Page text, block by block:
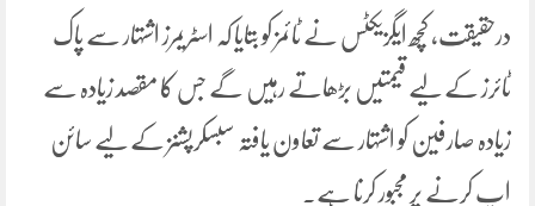
درحقیقت، کچھ ایگزیکٹس نے ٹائمز کو بتایا کہ اسٹریمرز اشتہار سے پاک
ٹائرز کے لیے قیمتیں بڑھاتے رہیں گے جس کا مقصد زیادہ سے
زیادہ صارفین کو اشتہار سے تعاون یافتہ سبسکرپشنز کے لیے سائن
اپ کرنے پر مجبور کرنا ہے۔